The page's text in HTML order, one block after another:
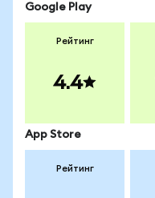
Google Play
Рейтинг
4.4
App Store
Рейтинг